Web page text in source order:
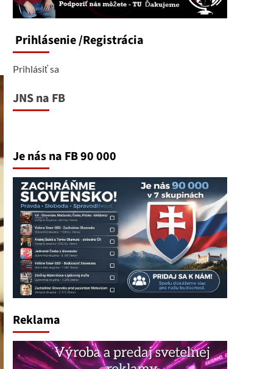
Prihlásenie/Registrácia
Prihlásiť sa
JNS na FB
Je nás na FB 90 000
Reklama